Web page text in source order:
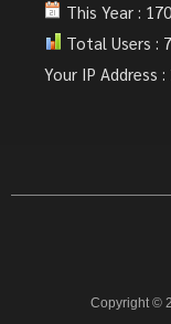
This Year :
Total Users :
Your IP Address
Copyright ©